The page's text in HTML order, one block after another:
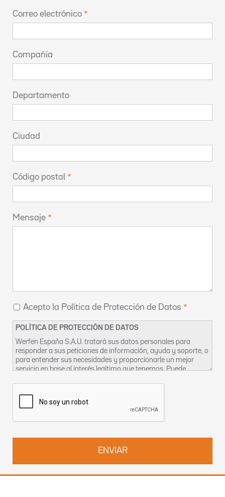
Correo electrónico
Compañía
Departamento
Ciudad
Código postal
Mensaje
Acepto la Política de Protección de Datos
POLÍTICA DE PROTECCIÓN DE DATOS
Werfen España S.A.U. tratará sus datos personales para
responder a sus peticiones de información, ayuda y soporte, o
para entender sus necesidades y proporcionarle un mejor
servicio en base al interés legítimo que tenemos. Puede
Privacidad
es@werfen.com.